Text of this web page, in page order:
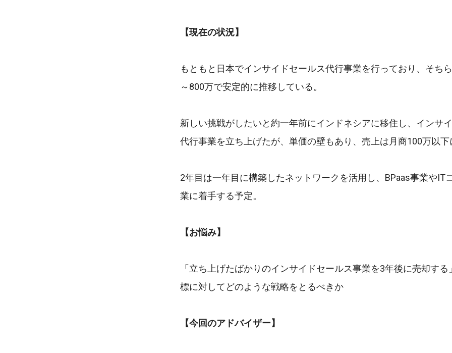
【現在の状況】
もともと日本でインサイドセールス代行事業を行っており、そち
～800万で安定的に推移している。
新しい挑戦がしたいと約一年前にインドネシアに移住し、インサ
代行事業を立ち上げたが、単価の壁もあり、売上は月商100万以下
2年目は一年目に構築したネットワークを活用し、BPaas事業やIT
業に着手する予定。
【お悩み】
「立ち上げたばかりのインサイドセールス事業を3年後に売却する
標に対してどのような戦略をとるべきか
【今回のアドバイザー】